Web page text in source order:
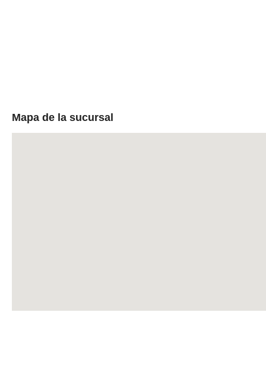
Mapa de la sucursal